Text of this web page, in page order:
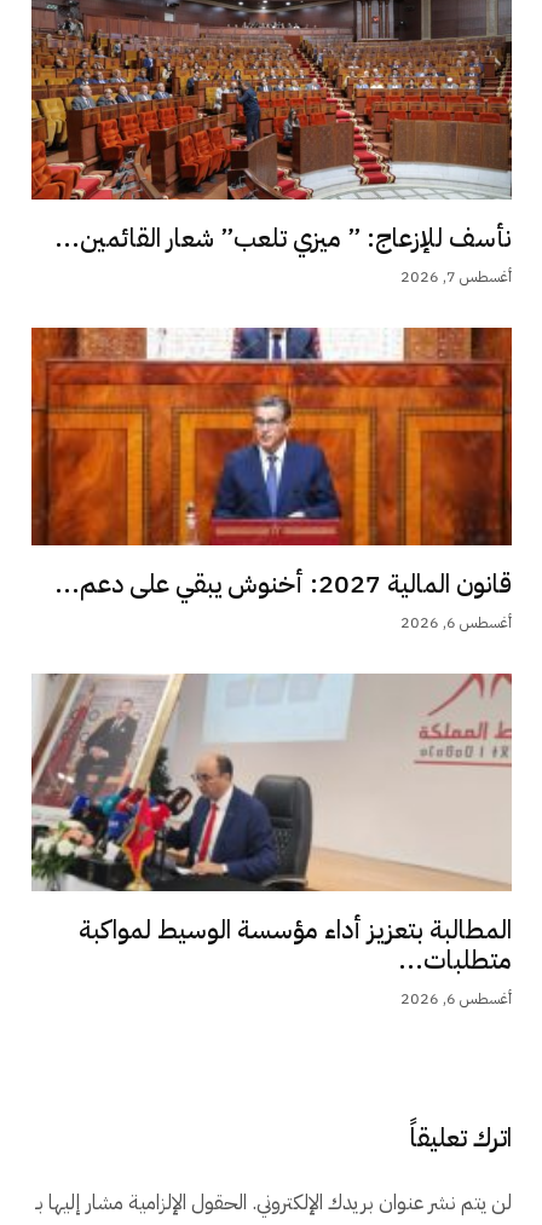
نأسف للإزعاج: ” ميزي تلعب” شعار القائمين...
أغسطس 7, 2026
قانون المالية 2027: أخنوش يبقي على دعم...
أغسطس 6, 2026
المطالبة بتعزيز أداء مؤسسة الوسيط لمواكبة
متطلبات...
أغسطس 6, 2026
اترك تعليقاً
لن يتم نشر عنوان بريدك الإلكتروني. الحقول الإلزامية مشار إليها بـ